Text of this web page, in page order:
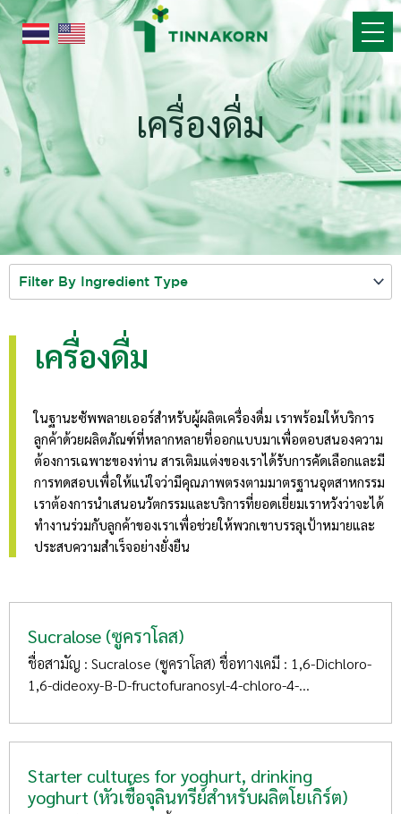
Skip
content
เครื่องดื่ม
เครื่องดื่ม
ในฐานะซัพพลายเออร์สำหรับผู้ผลิตเครื่องดื่ม เราพร้อมให้บริการ
ลูกค้าด้วยผลิตภัณฑ์ที่หลากหลายที่ออกแบบมาเพื่อตอบสนองความ
ต้องการเฉพาะของท่าน สารเติมแต่งของเราได้รับการคัดเลือกและมี
การทดสอบเพื่อให้แน่ใจว่ามีคุณภาพตรงตามมาตรฐานอุตสาหกรรม
เราต้องการนำเสนอนวัตกรรมและบริการที่ยอดเยี่ยมเราหวังว่าจะได้
ทำงานร่วมกับลูกค้าของเราเพื่อช่วยให้พวกเขาบรรลุเป้าหมายและ
ประสบความสำเร็จอย่างยั่งยืน
Sucralose (ซูคราโลส)
ชื่อสามัญ : Sucralose (ซูคราโลส) ชื่อทางเคมี : 1,6-Dichloro-
1,6-dideoxy-B-D-fructofuranosyl-4-chloro-4-...
Starter cultures for yoghurt, drinking
yoghurt (หัวเชื้อจุลินทรีย์สำหรับผลิตโยเกิร์ต)